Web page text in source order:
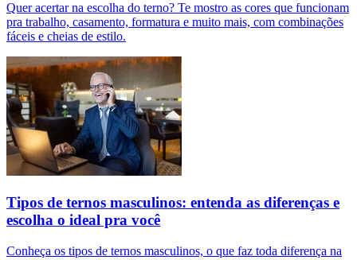
Quer acertar na escolha do terno? Te mostro as cores que funcionam
pra trabalho, casamento, formatura e muito mais, com combinações
fáceis e cheias de estilo.
Tipos de ternos masculinos: entenda as diferenças e
escolha o ideal pra você
Conheça os tipos de ternos masculinos, o que faz toda diferença na